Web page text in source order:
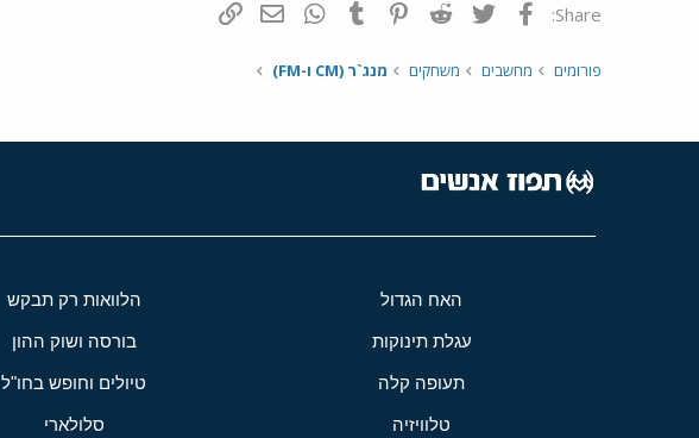
Share: פייסבוק Twitter
Reddit
Pinterest
Tumblr
WhatsAppדואר אלקטרוני
פורומים מחשבים משחקים מנג`ר (CM ו-FM)
האח הגדול הלוואות רק תבקש
עגלת תינוקות בורסה ושוק ההון
תעופה קלה טיולים וחופש בחו"ל
טלוויזיה סלולארי